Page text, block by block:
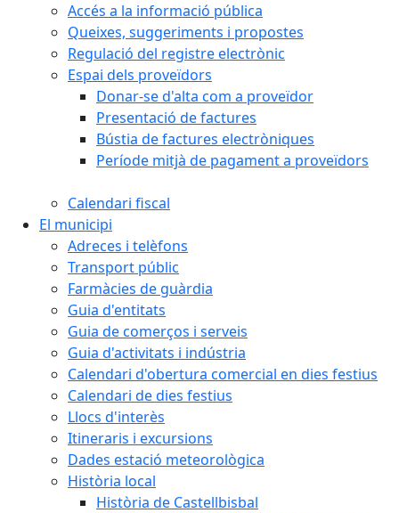
Accés a la informació pública
Queixes, suggeriments i propostes
Regulació del registre electrònic
Espai dels proveïdors
Donar-se d'alta com a proveïdor
Presentació de factures
Bústia de factures electròniques
Període mitjà de pagament a proveïdors
Calendari fiscal
El municipi
Adreces i telèfons
Transport públic
Farmàcies de guàrdia
Guia d'entitats
Guia de comerços i serveis
Guia d'activitats i indústria
Calendari d'obertura comercial en dies festius
Calendari de dies festius
Llocs d'interès
Itineraris i excursions
Dades estació meteorològica
Història local
Història de Castellbisbal